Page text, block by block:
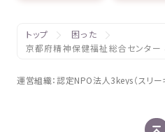
トップ
困った
京都府精神保健福祉総合センター
運営組織：認定NPO法人 3keys（スリー